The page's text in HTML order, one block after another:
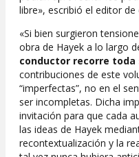
libre», escribió el editor
«Si bien surgieron
obra de Hayek a lo largo
conductor recorre toda
contribuciones de este
“imperfectas”, no en el
ser incompletas. Dicha
invitación para que cada
las ideas de Hayek
recontextualización y la